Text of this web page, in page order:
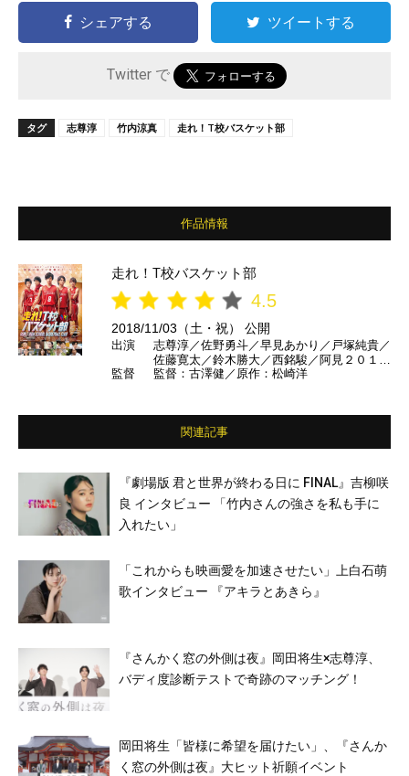
シェアする ツイートする
Twitter で
タグ 志尊淳 竹内涼真 走れ！T校バスケット部
作品情報
走れ！T校バスケット部
4.5
2018/11/03（土・祝） 公開
出演
志尊淳／佐野勇斗／早見あかり／戸塚純貴／
佐藤寛太／鈴木勝大／西銘駿／阿見２０１／
椎名桔平／YOU／真飛聖／竹中直人／竹内
監督 監督：古澤健／原作：松崎洋
関連記事
『劇場版 君と世界が終わる日に FINAL』吉柳咲
良 インタビュー 「竹内さんの強さを私も手に
入れたい」
「これからも映画愛を加速させたい」上白石萌
歌インタビュー 『アキラとあきら』
『さんかく窓の外側は夜』岡田将生×志尊淳、
バディ度診断テストで奇跡のマッチング！
岡田将生「皆様に希望を届けたい」、『さんか
く窓の外側は夜』大ヒット祈願イベント